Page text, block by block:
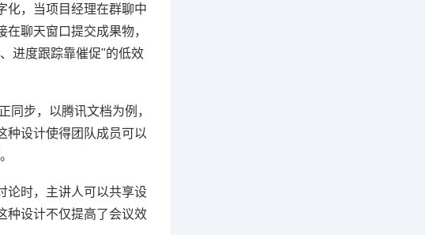
化，当项目经理在群聊中
聊天窗口提交成果物，
进度跟踪靠催促"的低效
同步，以腾讯文档为例，
种设计使得团队成员可以
论时，主讲人可以共享设
种设计不仅提高了会议效